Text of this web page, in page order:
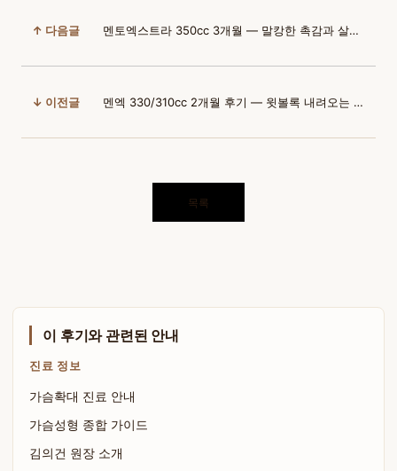
↑ 다음글 멘토엑스트라 350cc 3개월 — 말캉한 촉감과 살아난 옷태
↓ 이전글 멘엑 330/310cc 2개월 후기 — 윗볼록 내려오는 자연스러운 변화
목록
이 후기와 관련된 안내
진료 정보
가슴확대 진료 안내
가슴성형 종합 가이드
김의건 원장 소개